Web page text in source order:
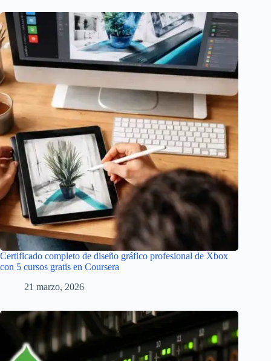
Certificado completo de diseño gráfico profesional de Xbox
con 5 cursos gratis en Coursera
21 marzo, 2026